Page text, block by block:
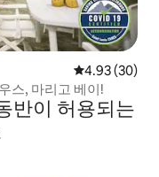
평점 4.93점(5
4.93 (30)
스, 마리고 베이!
반이 허용되는